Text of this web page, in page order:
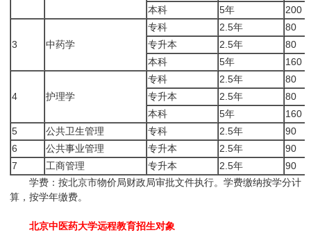
本科
5年 200
3 中药学
专科 2.5年
80
专升本
2.5年
80
本科
5年 160
4 护理学
专科 2.5年
80
专升本
2.5年
80
本科
5年
160
5
公共卫生管理 专科 2.5年
90
6
公共事业管理 专升本 2.5年
90
7
工商管理 专升本 2.5年
90
学费：按北京市物价局财政局审批文件执行。学费缴纳按学分计
算，按学年缴费。
北京中医药大学远程教育招生对象